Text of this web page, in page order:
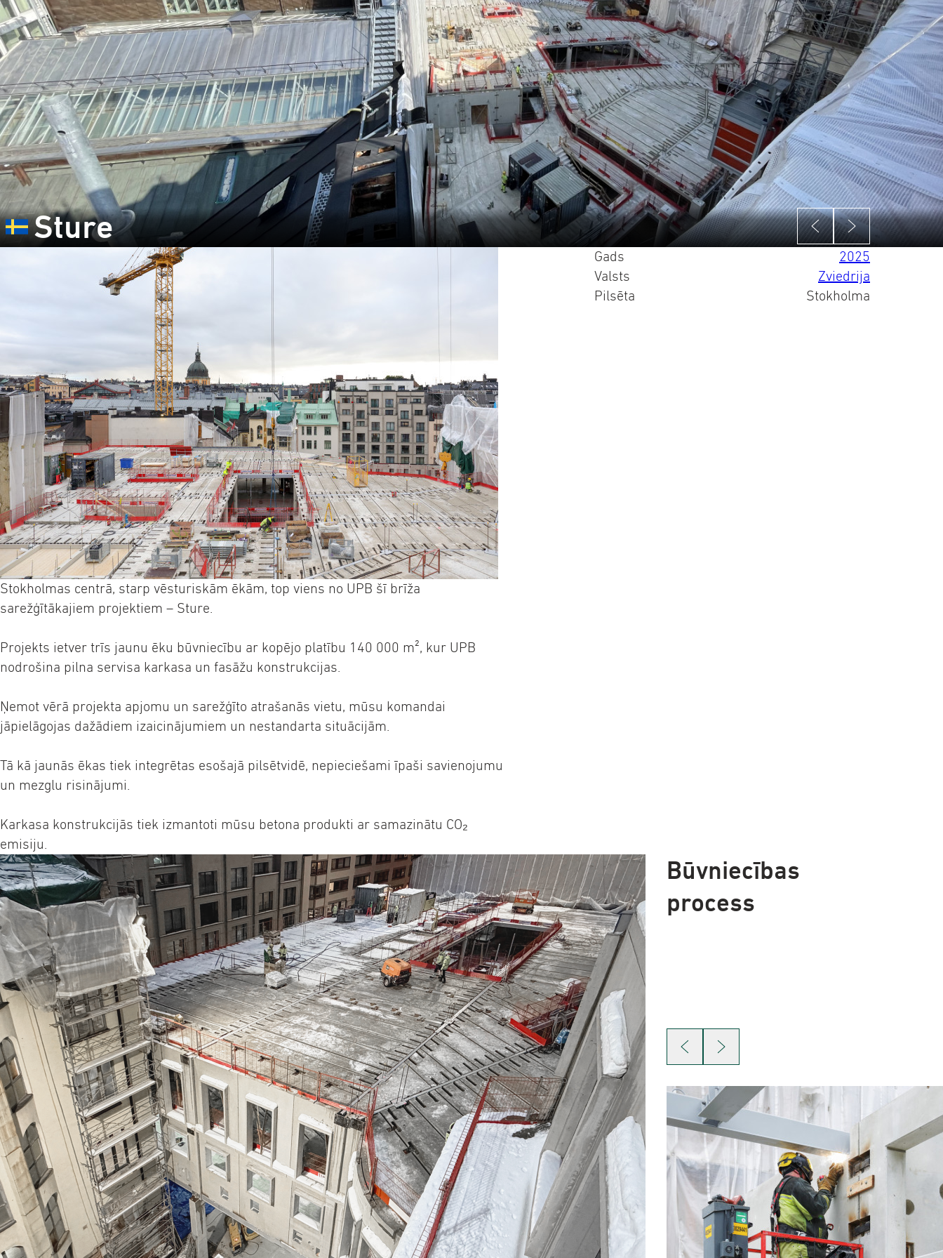
Sture
Gads
2025
Valsts
Zviedrija
Pilsēta
Stokholma
Stokholmas centrā, starp vēsturiskām ēkām, top viens no UPB šī brīža
sarežģītākajiem projektiem – Sture.
Projekts ietver trīs jaunu ēku būvniecību ar kopējo platību 140 000 m², kur UPB
nodrošina pilna servisa karkasa un fasāžu konstrukcijas.
Ņemot vērā projekta apjomu un sarežģīto atrašanās vietu, mūsu komandai
jāpielāgojas dažādiem izaicinājumiem un nestandarta situācijām.
Tā kā jaunās ēkas tiek integrētas esošajā pilsētvidē, nepieciešami īpaši savienojumu
un mezglu risinājumi.
Karkasa konstrukcijās tiek izmantoti mūsu betona produkti ar samazinātu CO₂
emisiju.
Būvniecības
process